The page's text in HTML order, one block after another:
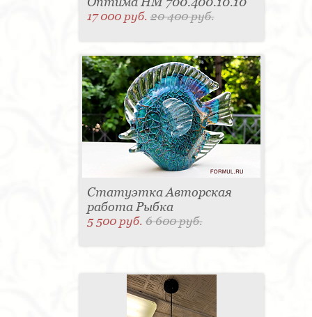
17 000 руб.20 400 руб.
Статуэтка Авторская
работа Рыбка
5 500 руб.6 600 руб.